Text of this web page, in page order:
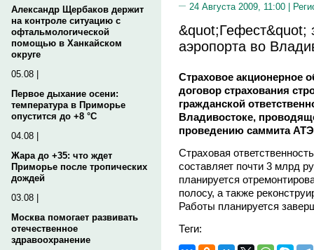
Александр Щербаков держит
на контроле ситуацию с
офтальмологической
помощью в Ханкайском
округе
05.08 |
Первое дыхание осени:
температура в Приморье
опустится до +8 °C
04.08 |
Жара до +35: что ждет
Приморье после тропических
дождей
03.08 |
Москва помогает развивать
отечественное
здравоохранение
24 Августа 2009, 11:00 |
&quot;Гефест&quot;
аэропорта во
Страховое акционерное
договор страхования
гражданской
Владивостоке,
проведению саммита
Страховая
составляет почти 3 млрд
планируется
полосу, а также
Работы планируется
Теги: